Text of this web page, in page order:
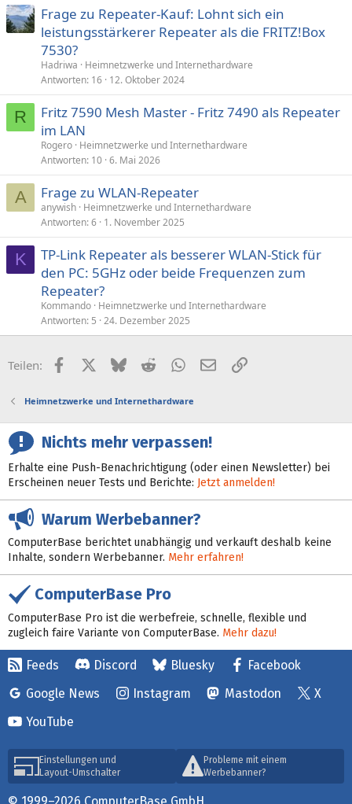
Frage zu Repeater-Kauf: Lohnt sich ein
leistungsstärkerer Repeater als die FRITZ!Box
7530?
Hadriwa
Heimnetzwerke und Internethardware
Antworten 16 12. Oktober 2024
R
Fritz 7590 Mesh Master - Fritz 7490 als Repeater
im LAN
Rogero Heimnetzwerke und Internethardware
Antworten 10 6. Mai 2026
A Frage zu WLAN-Repeater
anywish Heimnetzwerke und Internethardware
Antworten 6 1. November 2025
K
TP-Link Repeater als besserer WLAN-Stick für
den PC: 5GHz oder beide Frequenzen zum
Repeater?
Kommando Heimnetzwerke und Internethardware
Antworten 5 24. Dezember 2025
Teilen: FacebookX (Twitter)
BlueskyRedditWhatsApp
E-MailLink
Heimnetzwerke und Internethardware
Nichts mehr verpassen!
Erhalte eine Push-Benachrichtigung (oder einen Newsletter) bei
Erscheinen neuer Tests und Berichte: Jetzt anmelden!
Warum Werbebanner?
ComputerBase berichtet unabhängig und verkauft deshalb keine
Inhalte, sondern Werbebanner. Mehr erfahren!
ComputerBase Pro
ComputerBase Pro ist die werbefreie, schnelle, flexible und
zugleich faire Variante von ComputerBase. Mehr dazu!
Feeds Discord Bluesky
Facebook
Google News
Instagram Mastodon
X
YouTube
Einstellungen und
Layout-Umschalter
Probleme mit einem
Werbebanner?